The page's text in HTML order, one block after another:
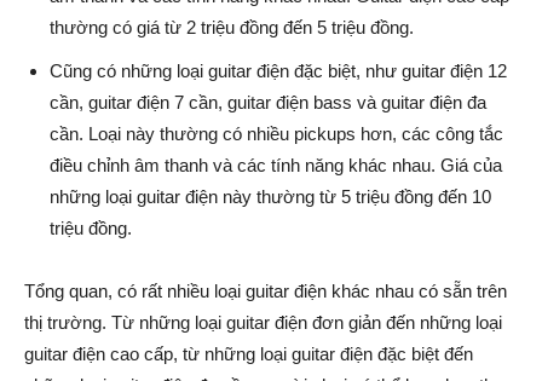
thường có giá từ 2 triệu đồng đến 5 triệu đồng.
Cũng có những loại guitar điện đặc biệt, như guitar điện 12
cần, guitar điện 7 cần, guitar điện bass và guitar điện đa
cần. Loại này thường có nhiều pickups hơn, các công tắc
điều chỉnh âm thanh và các tính năng khác nhau. Giá của
những loại guitar điện này thường từ 5 triệu đồng đến 10
triệu đồng.
Tổng quan, có rất nhiều loại guitar điện khác nhau có sẵn trên
thị trường. Từ những loại guitar điện đơn giản đến những loại
guitar điện cao cấp, từ những loại guitar điện đặc biệt đến